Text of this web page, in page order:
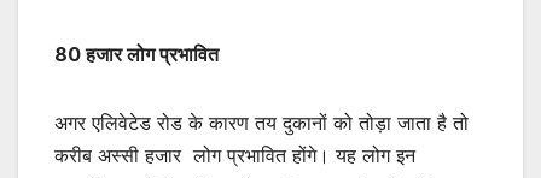
80 हजार लोग प्रभावित
अगर एलिवेटेड रोड के कारण तय दुकानों को तोड़ा जाता है तो
करीब अस्सी हजार लोग प्रभावित होंगे। यह लोग इन